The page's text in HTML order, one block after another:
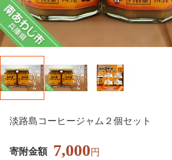
淡路島コーヒージャム２個セット
寄附金額 7,000円